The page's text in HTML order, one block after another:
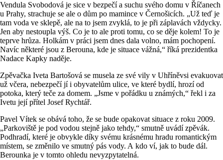
Vendula Svobodová je sice v bezpečí a suchu svého domu v Říčanech
u Prahy, strachuje se ale o dům po mamince v Černošicích. „Už teď je
tam voda ve sklepě, ale na to jsem zvyklá, to je při záplavách vždycky.
Jen aby nestoupla výš. Co je to ale proti tomu, co se děje kolem! To je
teprve hrůza. Holkám v práci jsem dnes dala volno, mám pochopení.
Navíc některé jsou z Berouna, kde je situace vážná,“ říká prezidentka
Nadace Kapky naděje.
Zpěvačka Iveta Bartošová se musela ze své vily v Uhříněvsi evakuovat
už včera, nebezpečí jí i obyvatelům ulice, ve které bydlí, hrozí od
potoka, který teče za domem. „Jsme v pořádku u známých,“ řekl i za
Ivetu její přítel Josef Rychtář.
Pavel Vítek se obává toho, že se bude opakovat situace z roku 2009.
„Parkoviště je pod vodou stejně jako tehdy,“ smutně uvádí zpěvák.
Podhradí, které je obvykle díky svému krásnému hradu romantickým
místem, se změnilo ve smutný pás vody. A kdo ví, jak to bude dál.
Berounka je v tomto ohledu nevyzpytatelná.